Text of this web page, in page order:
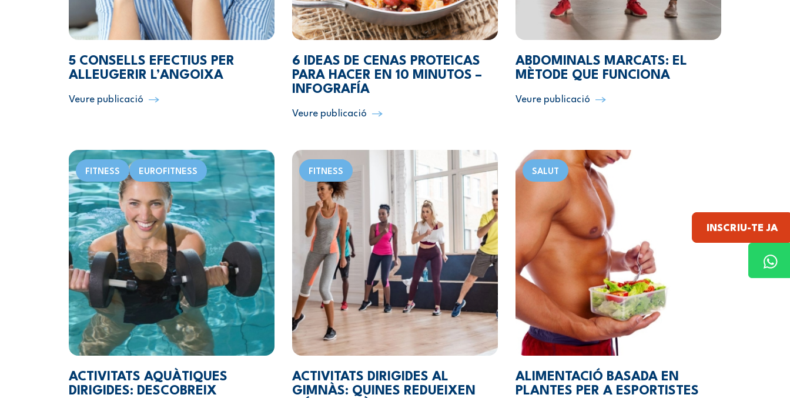
INSCRIU-TE JA
5 CONSELLS EFECTIUS PER
ALLEUGERIR L’ANGOIXA
Veure publicació
6 IDEAS DE CENAS PROTEICAS
PARA HACER EN 10 MINUTOS –
INFOGRAFÍA
Veure publicació
ABDOMINALS MARCATS: EL
MÈTODE QUE FUNCIONA
Veure publicació
FITNESS EUROFITNESS
ACTIVITATS AQUÀTIQUES
DIRIGIDES: DESCOBREIX
FITNESS
ACTIVITATS DIRIGIDES AL
GIMNÀS: QUINES REDUEIXEN
SALUT
ALIMENTACIÓ BASADA EN
PLANTES PER A ESPORTISTES